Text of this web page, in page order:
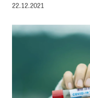
22.12.2021